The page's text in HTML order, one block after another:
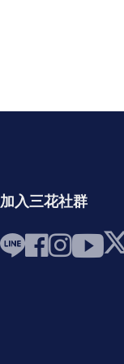
加入三花社群